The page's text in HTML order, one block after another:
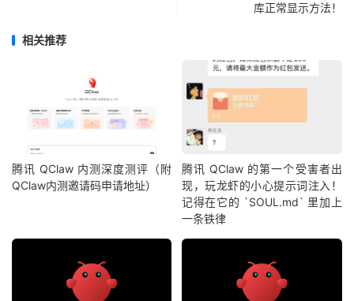
库正常显示方法！
相关推荐
腾讯 QClaw 内测深度测评（附
QClaw内测邀请码申请地址）
腾讯 QClaw 的第一个受害者出
现，玩龙虾的小心提示词注入！
记得在它的 `SOUL.md` 里加上
一条铁律